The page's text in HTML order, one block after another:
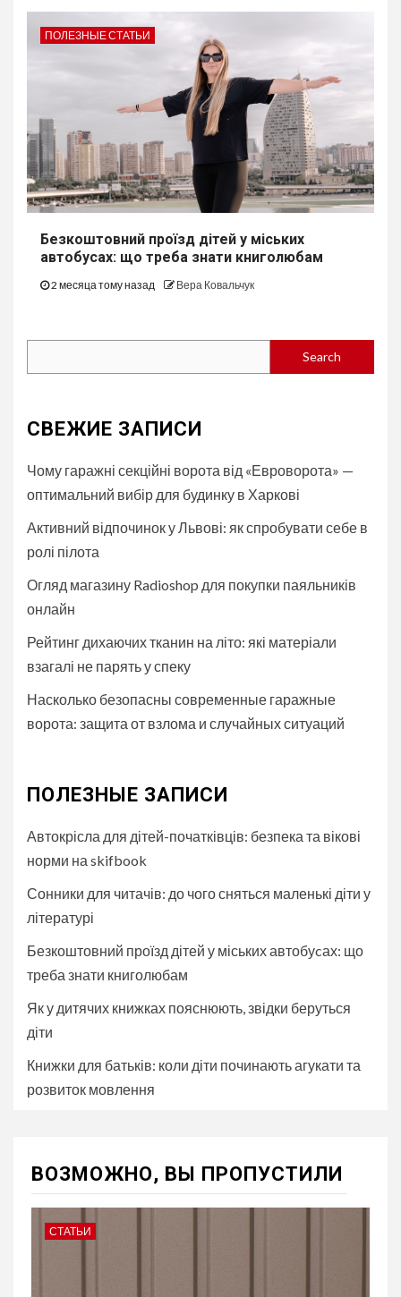
ПОЛЕЗНЫЕ СТАТЬИ
Безкоштовний проїзд дітей у міських
автобуcах: що треба знати книголюбам
2 месяца тому назад Вера Ковальчук
Search
СВЕЖИЕ ЗАПИСИ
Чому гаражні секційні ворота від «Евроворота» —
оптимальний вибір для будинку в Харкові
Активний відпочинок у Львові: як спробувати себе в
ролі пілота
Огляд магазину Radioshop для покупки паяльників
онлайн
Рейтинг дихаючих тканин на літо: які матеріали
взагалі не парять у спеку
Насколько безопасны современные гаражные
ворота: защита от взлома и случайных ситуаций
ПОЛЕЗНЫЕ ЗАПИСИ
Автокрісла для дітей-початківців: безпека та вікові
норми на skifbook
Сонники для читачів: до чого сняться маленькі діти у
літературі
Безкоштовний проїзд дітей у міських автобуcах: що
треба знати книголюбам
Як у дитячих книжках пояснюють, звідки беруться
діти
Книжки для батьків: коли діти починають агукати та
розвиток мовлення
ВОЗМОЖНО, ВЫ ПРОПУСТИЛИ
СТАТЬИ